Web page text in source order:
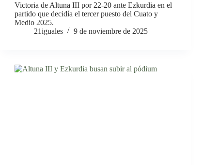
Victoria de Altuna III por 22-20 ante Ezkurdia en el
partido que decidía el tercer puesto del Cuato y
Medio 2025.
21iguales
9 de noviembre de 2025